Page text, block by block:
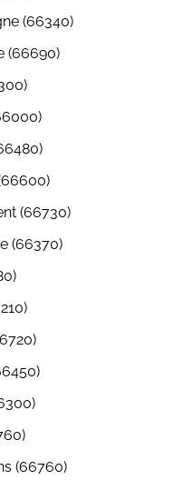
(66340)
(66690)
(66730)
(66370)
(66760)